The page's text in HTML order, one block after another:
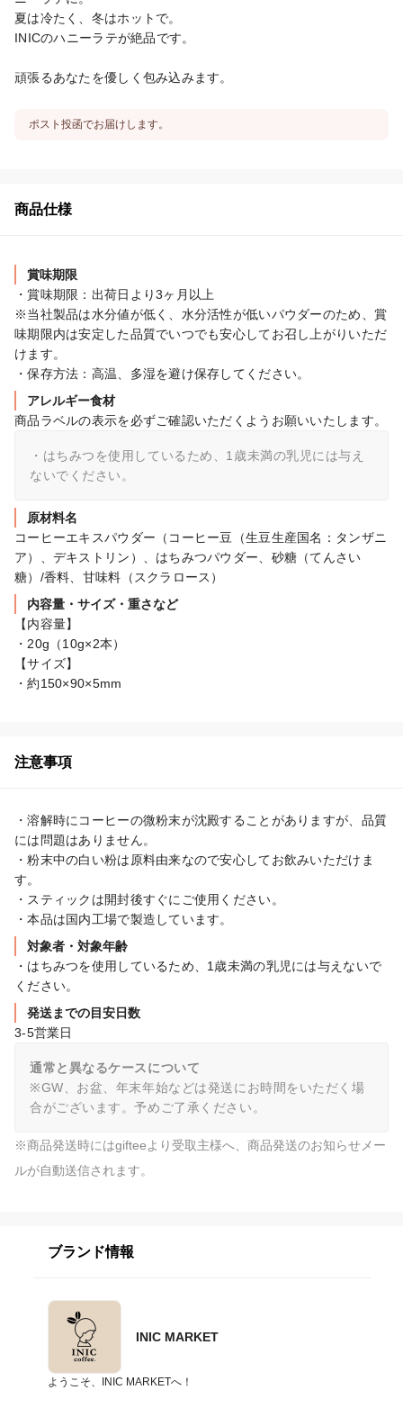
夏は冷たく、冬はホットで。
INICのハニーラテが絶品です。
頑張るあなたを優しく包み込みます。
ポスト投函でお届けします。
商品仕様
賞味期限
・賞味期限：出荷日より3ヶ月以上
※当社製品は水分値が低く、水分活性が低いパウダーのため、賞
味期限内は安定した品質でいつでも安心してお召し上がりいただ
けます。
・保存方法：高温、多湿を避け保存してください。
アレルギー食材
商品ラベルの表示を必ずご確認いただくようお願いいたします。
・はちみつを使用しているため、1歳未満の乳児には与え
ないでください。
原材料名
コーヒーエキスパウダー（コーヒー豆（生豆生産国名：タンザニ
ア）、デキストリン）、はちみつパウダー、砂糖（てんさい
糖）/香料、甘味料（スクラロース）
内容量・サイズ・重さなど
【内容量】
・20g（10g×2本）
【サイズ】
・約150×90×5mm
注意事項
・溶解時にコーヒーの微粉末が沈殿することがありますが、品質
には問題はありません。
・粉末中の白い粉は原料由来なので安心してお飲みいただけま
す。
・スティックは開封後すぐにご使用ください。
・本品は国内工場で製造しています。
対象者・対象年齢
・はちみつを使用しているため、1歳未満の乳児には与えないで
ください。
発送までの目安日数
3-5営業日
通常と異なるケースについて
※GW、お盆、年末年始などは発送にお時間をいただく場
合がございます。予めご了承ください。
※商品発送時にはgifteeより受取主様へ、商品発送のお知らせメー
ルが自動送信されます。
ブランド情報
INIC MARKET
ようこそ、INIC MARKETへ！